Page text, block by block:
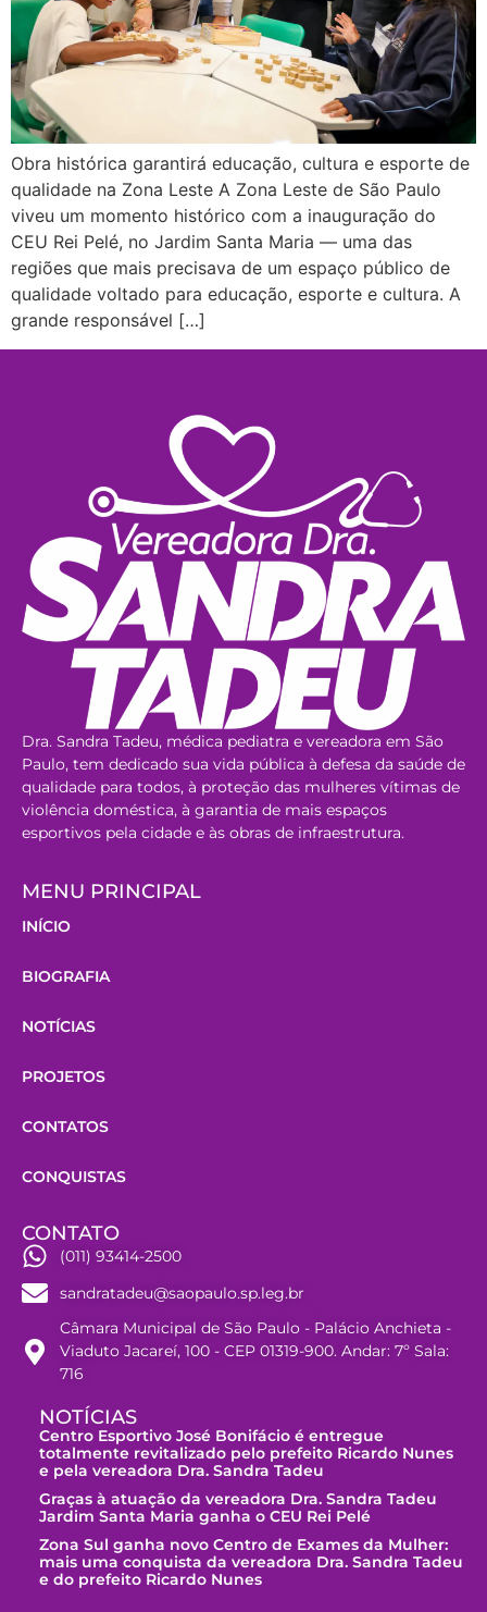
Obra histórica garantirá educação, cultura e esporte de
qualidade na Zona Leste A Zona Leste de São Paulo
viveu um momento histórico com a inauguração do
CEU Rei Pelé, no Jardim Santa Maria — uma das
regiões que mais precisava de um espaço público de
qualidade voltado para educação, esporte e cultura. A
grande responsável […]
Dra. Sandra Tadeu, médica pediatra e vereadora em São
Paulo, tem dedicado sua vida pública à defesa da saúde de
qualidade para todos, à proteção das mulheres vítimas de
violência doméstica, à garantia de mais espaços
esportivos pela cidade e às obras de infraestrutura.
MENU PRINCIPAL
INÍCIO
BIOGRAFIA
NOTÍCIAS
PROJETOS
CONTATOS
CONQUISTAS
CONTATO
(011) 93414-2500
sandratadeu@saopaulo.sp.leg.br
Câmara Municipal de São Paulo - Palácio Anchieta -
Viaduto Jacareí, 100 - CEP 01319-900. Andar: 7º Sala:
716
NOTÍCIAS
Centro Esportivo José Bonifácio é entregue
totalmente revitalizado pelo prefeito Ricardo Nunes
e pela vereadora Dra. Sandra Tadeu
Graças à atuação da vereadora Dra. Sandra Tadeu
Jardim Santa Maria ganha o CEU Rei Pelé
Zona Sul ganha novo Centro de Exames da Mulher:
mais uma conquista da vereadora Dra. Sandra Tadeu
e do prefeito Ricardo Nunes